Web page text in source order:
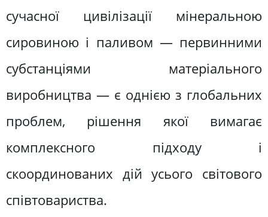
сучасної цивілізації мінеральною
сировиною і паливом — первинними
субстанціями матеріального
виробництва — є однією з глобальних
проблем, рішення якої вимагає
комплексного підходу і
скоординованих дій усього світового
співтовариства.